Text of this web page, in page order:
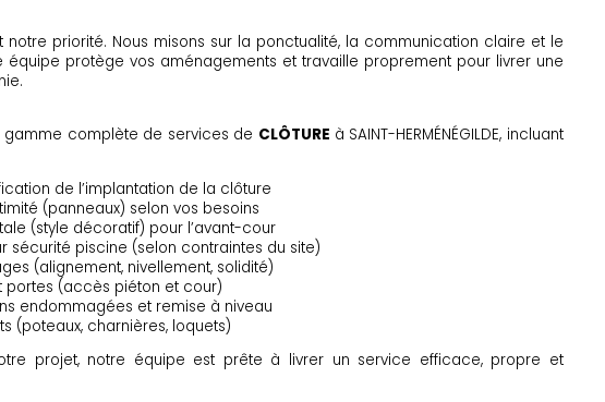
notre priorité. Nous misons sur la ponctualité, la communication claire et le
équipe protège vos aménagements et travaille proprement pour livrer une
gamme complète de services de CLÔTURE à SAINT-HERMÉNÉGILDE, incluant
de l’implantation de la clôture
(panneaux) selon vos besoins
(style décoratif) pour l’avant-cour
sécurité piscine (selon contraintes du site)
(alignement, nivellement, solidité)
portes (accès piéton et cour)
endommagées et remise à niveau
(poteaux, charnières, loquets)
projet, notre équipe est prête à livrer un service efficace, propre et